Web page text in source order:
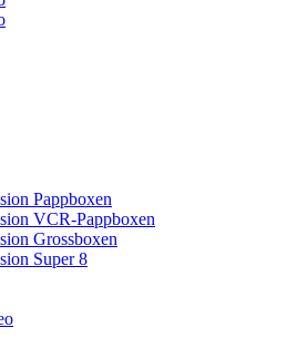
Pappboxen
VCR-Pappboxen
Grossboxen
Super 8